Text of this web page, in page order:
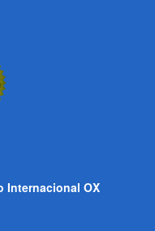
Internacional OX